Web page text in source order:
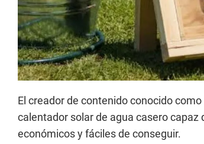
El creador de contenido conocido
calentador solar de agua casero
económicos y fáciles de conseguir.